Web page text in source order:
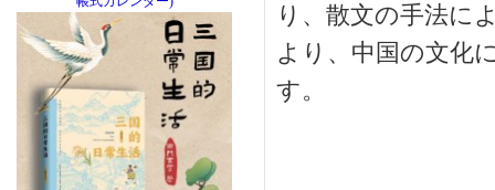
り、散文の手法に
より、中国の文化
す。